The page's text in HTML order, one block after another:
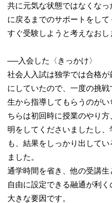
共に元気な状態ではなくな
に戻るまでのサポートをして
すぐ受験しようと考えなおし
──入会した〈きっかけ〉
社会人入試は独学では合格
にしていたので、一度の挑
生から指導してもらうのが
ちらは初回時に授業のやり
明をしてくださいましたし
も、結果をしっかり出して
ました。
通学時間を省き、他の受講
自由に設定できる融通が利
大きな要因です。